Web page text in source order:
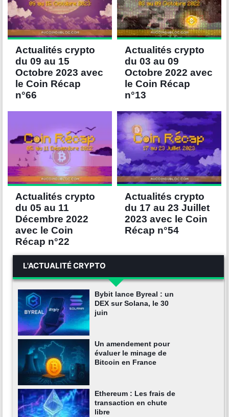
Actualités crypto
du 09 au 15
Octobre 2023 avec
le Coin Récap
n°66
Actualités crypto
du 03 au 09
Octobre 2022 avec
le Coin Récap
n°13
Actualités crypto
du 05 au 11
Décembre 2022
avec le Coin
Récap n°22
Actualités crypto
du 17 au 23 Juillet
2023 avec le Coin
Récap n°54
L'ACTUALITÉ CRYPTO
Bybit lance Byreal : un
DEX sur Solana, le 30
juin
Un amendement pour
évaluer le minage de
Bitcoin en France
Ethereum : Les frais de
transaction en chute
libre